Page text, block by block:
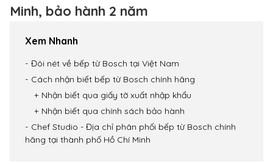
Minh, bảo hành 2 năm
Xem Nhanh
Đôi nét về bếp từ Bosch tại Việt Nam
Cách nhận biết bếp từ Bosch chính hãng
Nhận biết qua giấy tờ xuất nhập khẩu
Nhận biết qua chính sách bảo hành
Chef Studio - Địa chỉ phân phối bếp từ Bosch chính
hãng tại thành phố Hồ Chí Minh